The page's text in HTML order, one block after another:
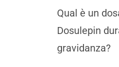
Qual è un
Dosulepin
gravidanza?